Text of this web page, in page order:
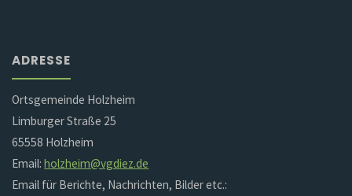
ADRESSE
Ortsgemeinde Holzheim
Limburger Straße 25
65558 Holzheim
Email:holzheim@vgdiez.de
Email für Berichte, Nachrichten, Bilder etc.: